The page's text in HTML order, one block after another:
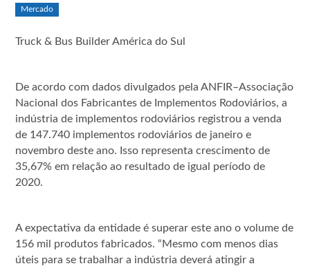
Mercado
Truck & Bus Builder América do Sul
De acordo com dados divulgados pela ANFIR–Associação
Nacional dos Fabricantes de Implementos Rodoviários, a
indústria de implementos rodoviários registrou a venda
de 147.740 implementos rodoviários de janeiro e
novembro deste ano. Isso representa crescimento de
35,67% em relação ao resultado de igual período de
2020.
A expectativa da entidade é superar este ano o volume de
156 mil produtos fabricados. “Mesmo com menos dias
úteis para se trabalhar a indústria deverá atingir a